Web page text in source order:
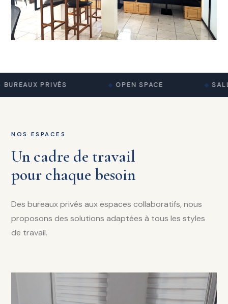
PRIVÉS OPEN SPACE
NOS ESPACES
Un cadre de travail
pour chaque besoin
Des bureaux privés aux espaces collaboratifs, nous
proposons des solutions adaptées à tous les styles
de travail.